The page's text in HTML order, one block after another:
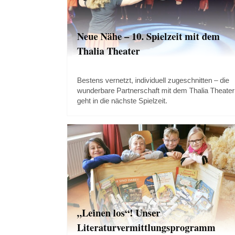
Neue Nähe – 10. Spielzeit mit dem
Thalia Theater
Bestens vernetzt, individuell zugeschnitten – die
wunderbare Partnerschaft mit dem Thalia Theater
geht in die nächste Spielzeit.
„Leinen los“! Unser
Literaturvermittlungsprogramm